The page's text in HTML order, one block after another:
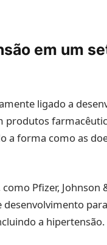
em um
ligado a
produtos
a forma como as
Pfizer, Johnson
a hipertensão.